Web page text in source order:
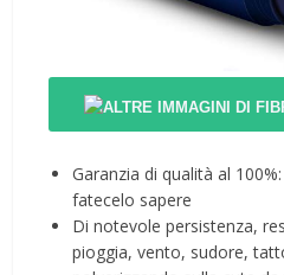
Garanzia di qualità al
fatecelo sapere
Di notevole persistenza,
pioggia, vento, sudore,